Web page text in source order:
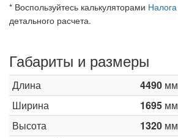
* Воспользуйтесь калькуляторами Налога
детального расчета.
Габариты и размеры
Длина 4490 мм
Ширина
1695 мм
Высота
1320 мм